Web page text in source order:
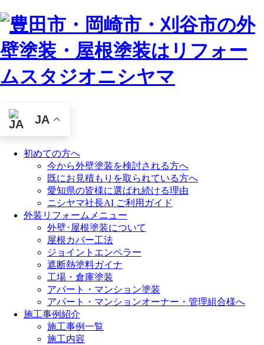
JA
初めての方へ
今から外壁塗装を検討される方へ
既にお見積もりを取られている方へ
愛知県の皆様に選ばれ続ける理由
ニシヤマ社長AI ご利用ガイド
外装リフォームメニュー
外壁･屋根塗装について
屋根カバー工法
ジョイントエンペラー
遮断熱塗料ガイナ
工場・倉庫塗装
アパート・マンション塗装
アパート・マンションオーナー・管理組合様へ
施工事例紹介
施工事例一覧
施工内容